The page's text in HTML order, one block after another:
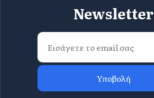
Newsletter
Υποβολή